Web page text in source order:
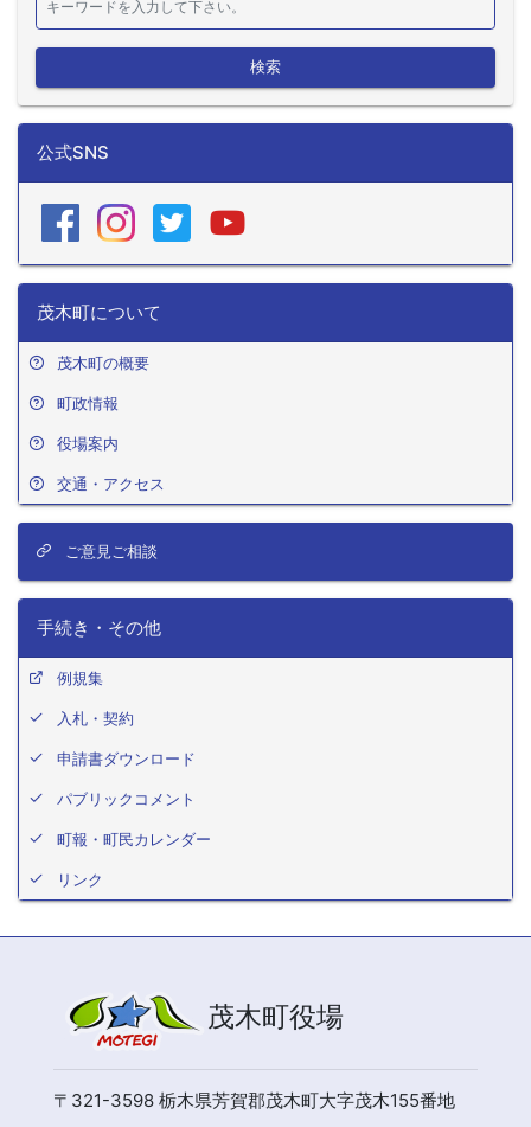
検索
公式SNS
茂木町について
茂木町の概要
町政情報
役場案内
交通・アクセス
ご意見ご相談
手続き・その他
例規集
入札・契約
申請書ダウンロード
パブリックコメント
町報・町民カレンダー
リンク
茂木町役場
〒321-3598 栃木県芳賀郡茂木町大字茂木155番地